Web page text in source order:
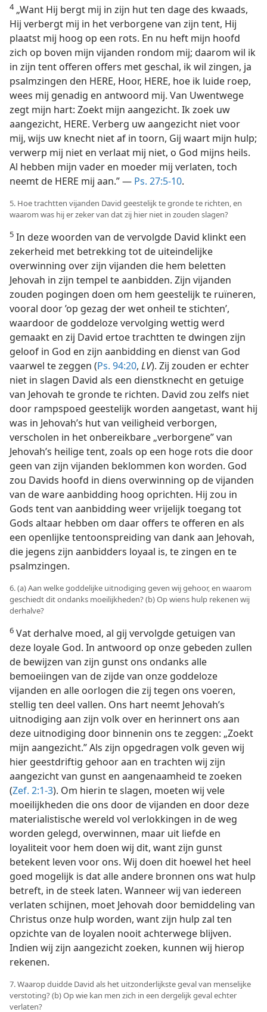
4„Want Hij bergt mij in zijn hut ten dage des kwaads,
Hij verbergt mij in het verborgene van zijn tent, Hij
plaatst mij hoog op een rots. En nu heft mijn hoofd
zich op boven mijn vijanden rondom mij; daarom wil ik
in zijn tent offeren offers met geschal, ik wil zingen, ja
psalmzingen den HERE, Hoor, HERE, hoe ik luide roep,
wees mij genadig en antwoord mij. Van Uwentwege
zegt mijn hart: Zoekt mijn aangezicht. Ik zoek uw
aangezicht, HERE. Verberg uw aangezicht niet voor
mij, wijs uw knecht niet af in toorn, Gij waart mijn hulp;
verwerp mij niet en verlaat mij niet, o God mijns heils.
Al hebben mijn vader en moeder mij verlaten, toch
neemt de HERE mij aan.” — Ps. 27:5-10.
5. Hoe trachtten vijanden David geestelijk te gronde te richten, en
waarom was hij er zeker van dat zij hier niet in zouden slagen?
5 In deze woorden van de vervolgde David klinkt een
zekerheid met betrekking tot de uiteindelijke
overwinning over zijn vijanden die hem beletten
Jehovah in zijn tempel te aanbidden. Zijn vijanden
zouden pogingen doen om hem geestelijk te ruïneren,
vooral door ’op gezag der wet onheil te stichten’,
waardoor de goddeloze vervolging wettig werd
gemaakt en zij David ertoe trachtten te dwingen zijn
geloof in God en zijn aanbidding en dienst van God
vaarwel te zeggen (Ps. 94:20, LV). Zij zouden er echter
niet in slagen David als een dienstknecht en getuige
van Jehovah te gronde te richten. David zou zelfs niet
door rampspoed geestelijk worden aangetast, want hij
was in Jehovah’s hut van veiligheid verborgen,
verscholen in het onbereikbare „verborgene” van
Jehovah’s heilige tent, zoals op een hoge rots die door
geen van zijn vijanden beklommen kon worden. God
zou Davids hoofd in diens overwinning op de vijanden
van de ware aanbidding hoog oprichten. Hij zou in
Gods tent van aanbidding weer vrijelijk toegang tot
Gods altaar hebben om daar offers te offeren en als
een openlijke tentoonspreiding van dank aan Jehovah,
die jegens zijn aanbidders loyaal is, te zingen en te
psalmzingen.
6. (a) Aan welke goddelijke uitnodiging geven wij gehoor, en waarom
geschiedt dit ondanks moeilijkheden? (b) Op wiens hulp rekenen wij
derhalve?
6 Vat derhalve moed, al gij vervolgde getuigen van
deze loyale God. In antwoord op onze gebeden zullen
de bewijzen van zijn gunst ons ondanks alle
bemoeiingen van de zijde van onze goddeloze
vijanden en alle oorlogen die zij tegen ons voeren,
stellig ten deel vallen. Ons hart neemt Jehovah’s
uitnodiging aan zijn volk over en herinnert ons aan
deze uitnodiging door binnenin ons te zeggen: „Zoekt
mijn aangezicht.” Als zijn opgedragen volk geven wij
hier geestdriftig gehoor aan en trachten wij zijn
aangezicht van gunst en aangenaamheid te zoeken
(Zef. 2:1-3). Om hierin te slagen, moeten wij vele
moeilijkheden die ons door de vijanden en door deze
materialistische wereld vol verlokkingen in de weg
worden gelegd, overwinnen, maar uit liefde en
loyaliteit voor hem doen wij dit, want zijn gunst
betekent leven voor ons. Wij doen dit hoewel het heel
goed mogelijk is dat alle andere bronnen ons wat hulp
betreft, in de steek laten. Wanneer wij van iedereen
verlaten schijnen, moet Jehovah door bemiddeling van
Christus onze hulp worden, want zijn hulp zal ten
opzichte van de loyalen nooit achterwege blijven.
Indien wij zijn aangezicht zoeken, kunnen wij hierop
rekenen.
7. Waarop duidde David als het uitzonderlijkste geval van menselijke
verstoting? (b) Op wie kan men zich in een dergelijk geval echter
verlaten?